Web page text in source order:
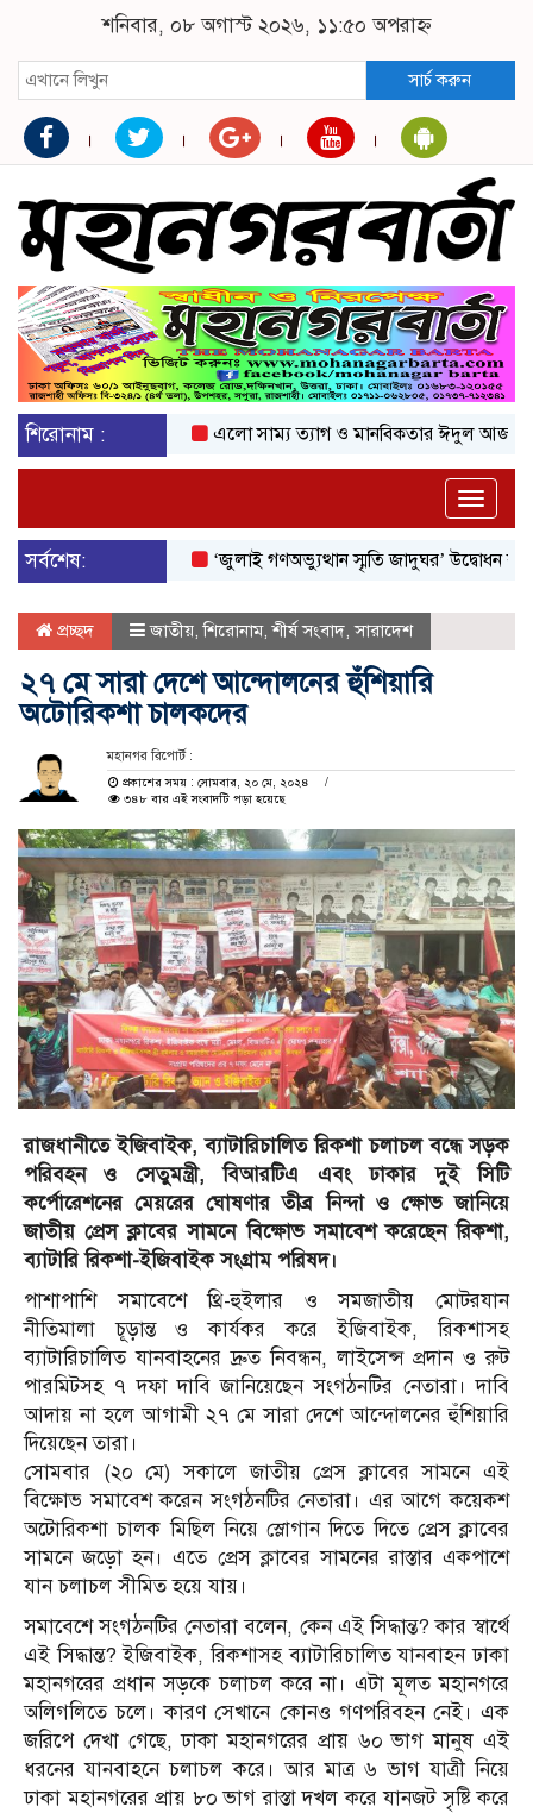
শনিবার, ০৮ অগাস্ট ২০২৬, ১১:৫০ অপরাহ্ন
সার্চ করুন
শিরোনাম : এলো সাম্য ত্যাগ ও মানবিকতার ঈদুল আজহা
Toggle
সর্বশেষ:
‘জুলাই গণঅভ্যুত্থান স্মৃতি জাদুঘর’ উদ্বোধন করলেন
প্রচ্ছদ জাতীয়,শিরোনাম,শীর্ষ সংবাদ,সারাদেশ
২৭ মে সারা দেশে আন্দোলনের হুঁশিয়ারি
অটোরিকশা চালকদের
মহানগর রিপোর্ট :
প্রকাশের সময় : সোমবার, ২০ মে, ২০২৪
৩৪৮ বার এই সংবাদটি পড়া হয়েছে
রাজধানীতে ইজিবাইক, ব্যাটারিচালিত রিকশা চলাচল বন্ধে সড়ক
পরিবহন ও সেতুমন্ত্রী, বিআরটিএ এবং ঢাকার দুই সিটি
কর্পোরেশনের মেয়রের ঘোষণার তীব্র নিন্দা ও ক্ষোভ জানিয়ে
জাতীয় প্রেস ক্লাবের সামনে বিক্ষোভ সমাবেশ করেছেন রিকশা,
ব্যাটারি রিকশা-ইজিবাইক সংগ্রাম পরিষদ।
পাশাপাশি সমাবেশে থ্রি-হুইলার ও সমজাতীয় মোটরযান
নীতিমালা চূড়ান্ত ও কার্যকর করে ইজিবাইক, রিকশাসহ
ব্যাটারিচালিত যানবাহনের দ্রুত নিবন্ধন, লাইসেন্স প্রদান ও রুট
পারমিটসহ ৭ দফা দাবি জানিয়েছেন সংগঠনটির নেতারা। দাবি
আদায় না হলে আগামী ২৭ মে সারা দেশে আন্দোলনের হুঁশিয়ারি
দিয়েছেন তারা।
সোমবার (২০ মে) সকালে জাতীয় প্রেস ক্লাবের সামনে এই
বিক্ষোভ সমাবেশ করেন সংগঠনটির নেতারা। এর আগে কয়েকশ
অটোরিকশা চালক মিছিল নিয়ে স্লোগান দিতে দিতে প্রেস ক্লাবের
সামনে জড়ো হন। এতে প্রেস ক্লাবের সামনের রাস্তার একপাশে
যান চলাচল সীমিত হয়ে যায়।
সমাবেশে সংগঠনটির নেতারা বলেন, কেন এই সিদ্ধান্ত? কার স্বার্থে
এই সিদ্ধান্ত? ইজিবাইক, রিকশাসহ ব্যাটারিচালিত যানবাহন ঢাকা
মহানগরের প্রধান সড়কে চলাচল করে না। এটা মূলত মহানগরে
অলিগলিতে চলে। কারণ সেখানে কোনও গণপরিবহন নেই। এক
জরিপে দেখা গেছে, ঢাকা মহানগরের প্রায় ৬০ ভাগ মানুষ এই
ধরনের যানবাহনে চলাচল করে। আর মাত্র ৬ ভাগ যাত্রী নিয়ে
ঢাকা মহানগরের প্রায় ৮০ ভাগ রাস্তা দখল করে যানজট সৃষ্টি করে